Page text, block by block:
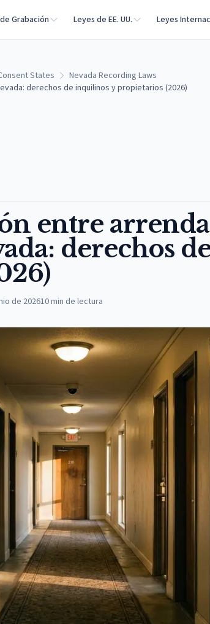
Grabación Leyes de EE. UU. Leyes
States
Nevada Recording Laws
derechos de inquilinos y propietarios (2026)
entre
derechos
de 202610min de lectura